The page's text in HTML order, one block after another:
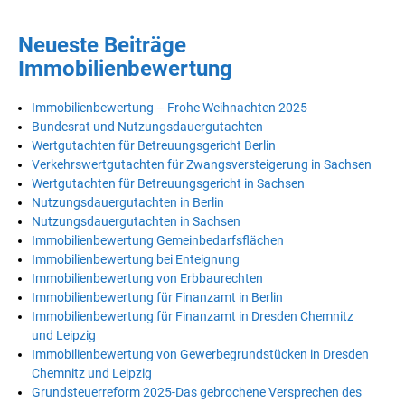
Neueste Beiträge
Immobilienbewertung
Immobilienbewertung – Frohe Weihnachten 2025
Bundesrat und Nutzungsdauergutachten
Wertgutachten für Betreuungsgericht Berlin
Verkehrswertgutachten für Zwangsversteigerung in Sachsen
Wertgutachten für Betreuungsgericht in Sachsen
Nutzungsdauergutachten in Berlin
Nutzungsdauergutachten in Sachsen
Immobilienbewertung Gemeinbedarfsflächen
Immobilienbewertung bei Enteignung
Immobilienbewertung von Erbbaurechten
Immobilienbewertung für Finanzamt in Berlin
Immobilienbewertung für Finanzamt in Dresden Chemnitz
und Leipzig
Immobilienbewertung von Gewerbegrundstücken in Dresden
Chemnitz und Leipzig
Grundsteuerreform 2025-Das gebrochene Versprechen des